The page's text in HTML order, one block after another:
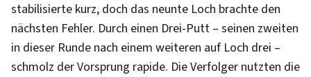
stabilisierte kurz, doch das neunte Loch brachte den
nächsten Fehler. Durch einen Drei-Putt – seinen zweiten
in dieser Runde nach einem weiteren auf Loch drei –
schmolz der Vorsprung rapide. Die Verfolger nutzten die